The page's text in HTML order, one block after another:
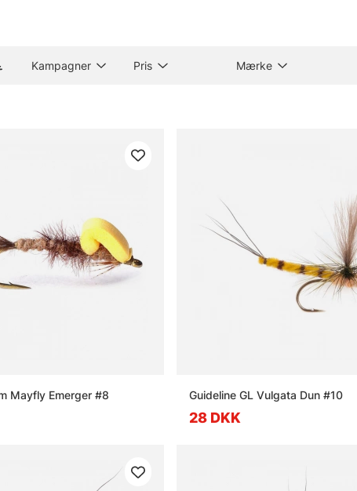
Kampagner Pris Mærke
Mayfly Emerger #8 Guideline GL Vulgata Dun #10
28 DKK